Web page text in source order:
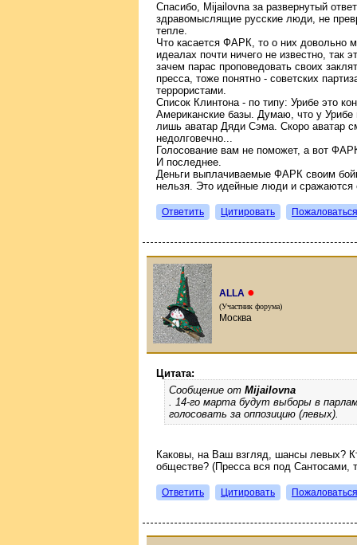
Спасибо, Mijailovna за развернутый
здравомыслящие русские люди, не
тепле.
Что касается ФАРК, то о них довольно
идеалах почти ничего не известно, так
зачем парас проповедовать своих
пресса, тоже понятно - советских
террористами.
Список Клинтона - по типу: Урибе это
Американские базы. Думаю, что у Урибе
лишь аватар Дяди Сэма. Скоро аватар
недолговечно...
Голосование вам не поможет, а вот
И последнее.
Деньги выплачиваемые ФАРК своим
нельзя. Это идейные люди и сражаются
Ответить Цитировать Пожаловаться
ALLA ●
(Участник форума)
Москва
Цитата:
Сообщение от Mijailovna
. 14-го марта будут выборы в
голосовать за оппозицию (левых).
Каковы, на Ваш взгляд, шансы левых?
обществе? (Пресса вся под Сантосами,
Ответить Цитировать Пожаловаться